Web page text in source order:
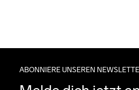
ABONNIERE UNSEREN